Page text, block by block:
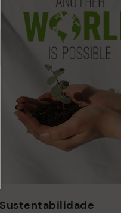
Sustentabilidade